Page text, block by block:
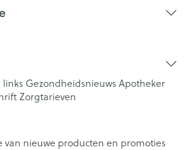
Gezondheidsnieuws Apotheker
Zorgtarieven
van nieuwe producten en promoties